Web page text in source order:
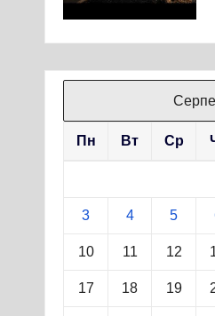
Пн Вт Ср
3 4 5
10 11 12
17 18 19